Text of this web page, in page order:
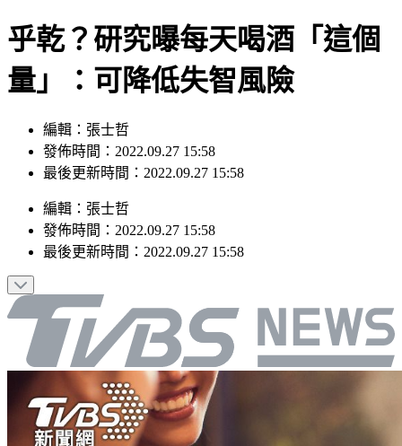
乎乾？研究曝每天喝酒「這個
量」：可降低失智風險
編輯：張士哲
發佈時間：2022.09.27 15:58
最後更新時間：2022.09.27 15:58
編輯 ： 張士哲
發佈時間： 2022.09.27 15:58
最後更新時間： 2022.09.27 15:58